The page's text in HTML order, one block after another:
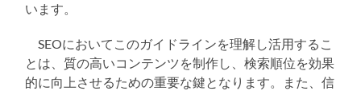
います。
SEOにおいてこのガイドラインを理解し活用するこ
とは、質の高いコンテンツを制作し、検索順位を効果
的に向上させるための重要な鍵となります。また、信